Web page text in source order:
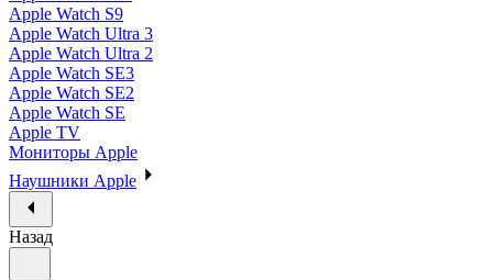
Apple Watch S9
Apple Watch Ultra 3
Apple Watch Ultra 2
Apple Watch SE3
Apple Watch SE2
Apple Watch SE
Apple TV
Мониторы Apple
Наушники Apple
Назад